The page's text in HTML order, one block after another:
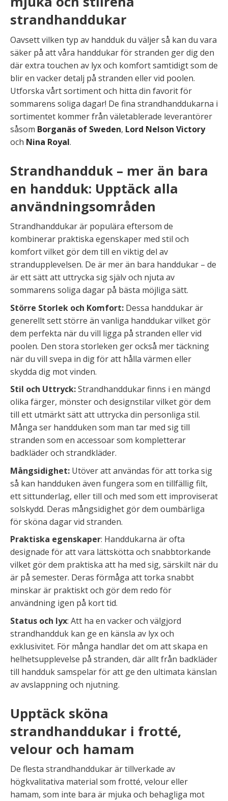
strandhanddukar
Oavsett vilken typ av handduk du väljer så kan du vara
säker på att våra handdukar för stranden ger dig den
där extra touchen av lyx och komfort samtidigt som de
blir en vacker detalj på stranden eller vid poolen.
Utforska vårt sortiment och hitta din favorit för
sommarens soliga dagar! De fina strandhanddukarna i
sortimentet kommer från väletablerade leverantörer
såsom Borganäs of Sweden, Lord Nelson Victory
och Nina Royal.
Strandhandduk – mer än bara
en handduk: Upptäck alla
användningsområden
Strandhanddukar är populära eftersom de
kombinerar praktiska egenskaper med stil och
komfort vilket gör dem till en viktig del av
strandupplevelsen. De är mer än bara handdukar – de
är ett sätt att uttrycka sig själv och njuta av
sommarens soliga dagar på bästa möjliga sätt.
Större Storlek och Komfort: Dessa handdukar är
generellt sett större än vanliga handdukar vilket gör
dem perfekta när du vill ligga på stranden eller vid
poolen. Den stora storleken ger också mer täckning
när du vill svepa in dig för att hålla värmen eller
skydda dig mot vinden.
Stil och Uttryck:Strandhanddukar finns i en mängd
olika färger, mönster och designstilar vilket gör dem
till ett utmärkt sätt att uttrycka din personliga stil.
Många ser handduken som man tar med sig till
stranden som en accessoar som kompletterar
badkläder och strandkläder.
Mångsidighet: Utöver att användas för att torka sig
så kan handduken även fungera som en tillfällig filt,
ett sittunderlag, eller till och med som ett improviserat
solskydd. Deras mångsidighet gör dem oumbärliga
för sköna dagar vid stranden.
Praktiska egenskaper: Handdukarna är ofta
designade för att vara lättskötta och snabbtorkande
vilket gör dem praktiska att ha med sig, särskilt när du
är på semester. Deras förmåga att torka snabbt
minskar är praktiskt och gör dem redo för
användning igen på kort tid.
Status och lyx: Att ha en vacker och välgjord
strandhandduk kan ge en känsla av lyx och
exklusivitet. För många handlar det om att skapa en
helhetsupplevelse på stranden, där allt från badkläder
till handduk samspelar för att ge den ultimata känslan
av avslappning och njutning.
Upptäck sköna
strandhanddukar i frotté,
velour och hamam
De flesta strandhanddukar är tillverkade av
högkvalitativa material som frotté, velour eller
hamam, som inte bara är mjuka och behagliga mot